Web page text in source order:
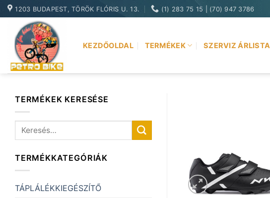
Skip
to
content
1203 BUDAPEST, TÖRÖK FLÓRIS U. 13. (1) 283 75 15 | (70) 947 3786
KEZDŐOLDAL TERMÉKEK SZERVIZ ÁRLISTA
TERMÉKEK KERESÉSE
Keresés
TERMÉKKATEGÓRIÁK
TÁPLÁLÉKKIEGÉSZÍTŐ